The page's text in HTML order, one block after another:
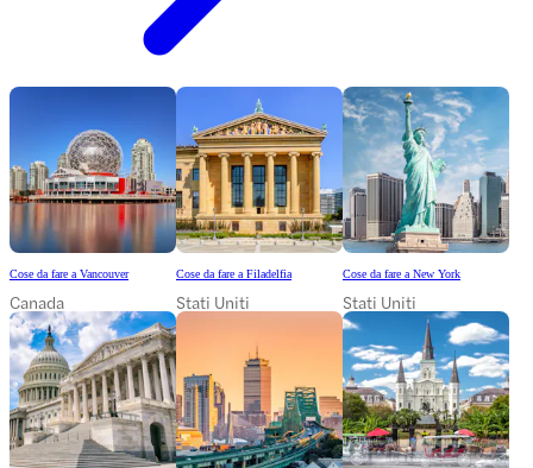
Cose da fare a Vancouver
Canada
Cose da fare a Filadelfia
Stati Uniti
Cose da fare a New York
Stati Uniti